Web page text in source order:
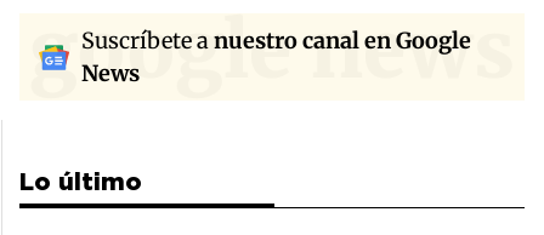
google news
Suscríbete anuestro canal en Google
News
Lo último